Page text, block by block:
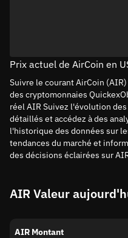
Prix actuel de AirCoin en
Suivre le courant AirCoin
des cryptomonnaies
réel AIR Suivez l'évolution
détaillés et accédez à des
l'historique des données sur
tendances du marché et
des décisions éclairées sur
AIR Valeur
AIR Montant